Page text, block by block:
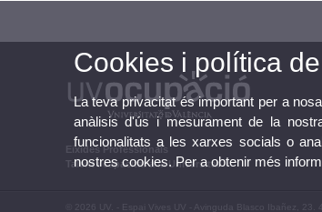
Eixides Professionals
Talent i capacitat a la Universitat
© 2026 UV. - Espai Vives UV - Avinguda Blasco Ibañez,
Cookies i política
La teva privacitat és important per a
anàlisis d'ús i mesurament de la
funcionalitats a les xarxes socials o
nostres cookies. Per a obtenir més